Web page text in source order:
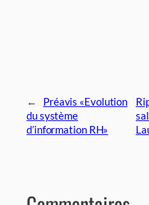
←
Préavis «Evolution
du système
d’information RH»